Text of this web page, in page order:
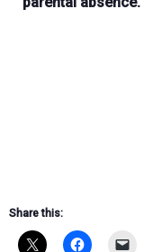
Share this: